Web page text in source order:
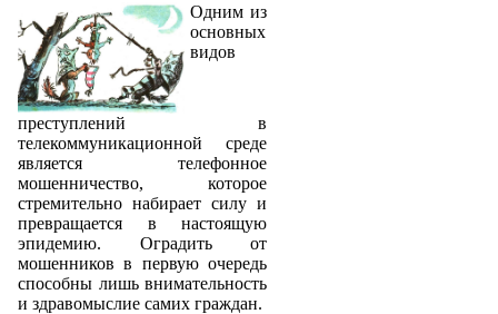
Одним из
основных
видов
преступлений в
телекоммуникационной среде
является телефонное
мошенничество, которое
стремительно набирает силу и
превращается в настоящую
эпидемию. Оградить от
мошенников в первую очередь
способны лишь внимательность
и здравомыслие самих граждан.